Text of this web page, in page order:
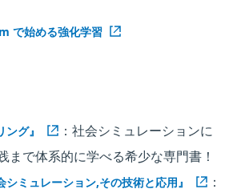
で始める強化学習
グ』
：社会シミュレーションに
まで体系的に学べる希少な専門書！
シミュレーション,その技術と応用』
：